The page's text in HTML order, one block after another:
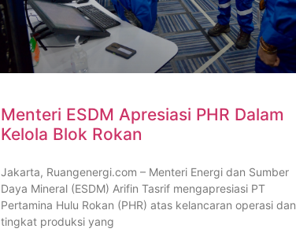
Menteri ESDM Apresiasi PHR Dalam
Kelola Blok Rokan
Jakarta, Ruangenergi.com – Menteri Energi dan Sumber
Daya Mineral (ESDM) Arifin Tasrif mengapresiasi PT
Pertamina Hulu Rokan (PHR) atas kelancaran operasi dan
tingkat produksi yang